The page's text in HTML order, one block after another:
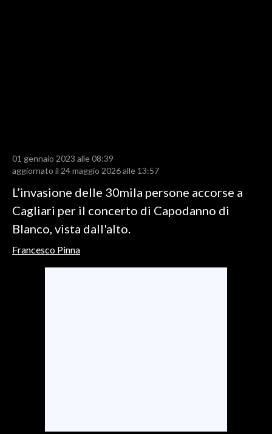
CALCIO REGIONALE
BASKET
VOLLEY
MOTORI
01 gennaio 2023 alle 08:39
aggiornato il 24 maggio 2026 alle 13:57
L’invasione delle 30mila persone accorse a
Cagliari per il concerto di Capodanno di
Blanco, vista dall'alto.
Francesco Pinna